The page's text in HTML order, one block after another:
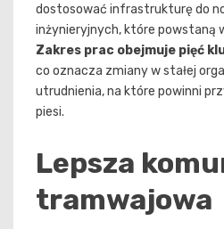
dostosować infrastrukturę do
inżynieryjnych, które powstaną
Zakres prac obejmuje pięć
co oznacza zmiany w stałej
utrudnienia, na które powinni
piesi.
Lepsza
tramwajowa